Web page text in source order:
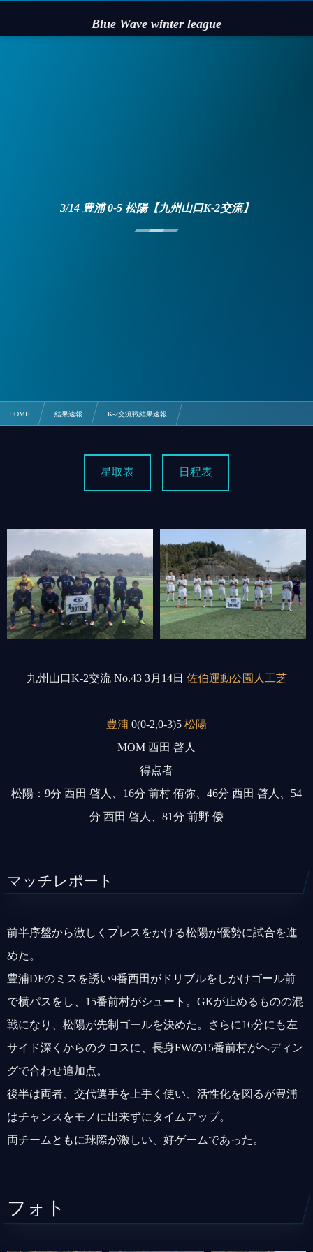
Blue Wave winter league
3/14 豊浦 0-5 松陽【九州山口K-2交流】
HOME 結果速報 K-2交流戦結果速報
星取表 日程表
九州山口K-2交流 No.43 3月14日 佐伯運動公園人工芝
豊浦 0(0-2,0-3)5 松陽
MOM 西田 啓人
得点者
松陽：9分 西田 啓人、16分 前村 侑弥、46分 西田 啓人、54
分 西田 啓人、81分 前野 倭
マッチレポート
前半序盤から激しくプレスをかける松陽が優勢に試合を進
めた。
豊浦DFのミスを誘い9番西田がドリブルをしかけゴール前
で横パスをし、15番前村がシュート。GKが止めるものの混
戦になり、松陽が先制ゴールを決めた。さらに16分にも左
サイド深くからのクロスに、長身FWの15番前村がヘディン
グで合わせ追加点。
後半は両者、交代選手を上手く使い、活性化を図るが豊浦
はチャンスをモノに出来ずにタイムアップ。
両チームともに球際が激しい、好ゲームであった。
フォト